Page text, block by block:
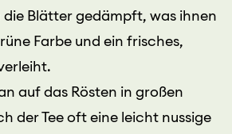
Blätter gedämpft, was ihnen
Farbe und ein frisches,
auf das Rösten in großen
der Tee oft eine leicht nussige